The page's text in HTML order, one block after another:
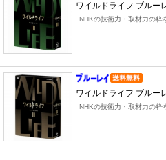
ワイルドライフ ブルー
NHKの技術力・取材力の粋
ワイルドライフ ブルー
NHKの技術力・取材力の粋